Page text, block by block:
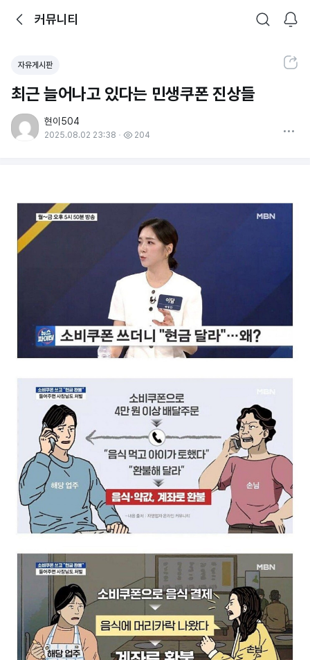
뒤로가기커뮤니티
커뮤니티
검색
알림
공유하기
자유게시판
최근 늘어나고 있다는 민생쿠폰 진상들
현이504
2025.08.02 23:38 204